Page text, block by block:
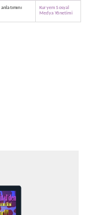
Kuryem Sosyal
Medya Yönetimi
PROJESI